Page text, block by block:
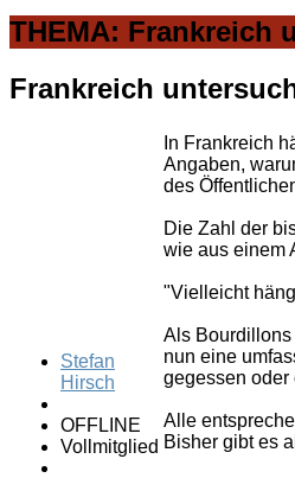
THEMA: Frankreich
Frankreich
Stefan
Hirsch
OFFLINE
Vollmitglied
In Frankreich
Angaben,
des
Die Zahl der
wie aus einem
"Vielleicht
Als Bourdillons
nun eine
gegessen oder
Alle
Bisher gibt es